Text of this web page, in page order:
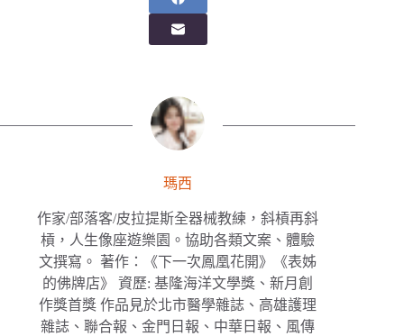
瑪西
作家/部落客/皮拉提斯全器械教練，斜槓再斜
槓，人生像座遊樂園。協助各類文案、體驗
文撰寫。 著作：《下一次鳳凰花開》《表姊
的佛牌店》 資歷: 基隆海洋文學獎、新月創
作獎首獎 作品見於北市醫學雜誌、高雄護理
雜誌、聯合報、金門日報、中華日報、風傳